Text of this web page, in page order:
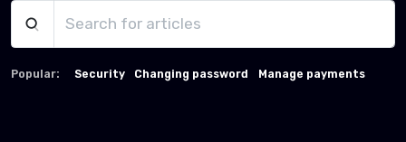
Popular: Security Changing password Manage payments